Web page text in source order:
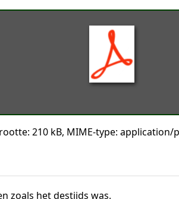
210 kB, MIME-type: application/
zoals het destijds was.